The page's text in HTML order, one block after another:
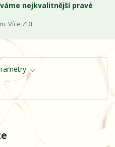
nejkvalitnější pravé
Více ZDE